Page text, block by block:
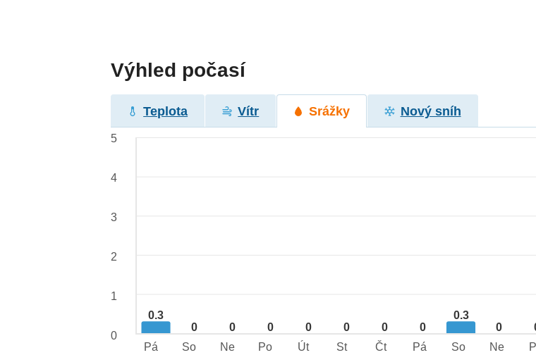
Výhled počasí
Teplota Vítr Srážky Nový sníh
0.3
0 0 0 0 0 0 0
0.3
0
5
4
3
2
1
0
Pá
So Ne Po Út St Čt Pá So Ne